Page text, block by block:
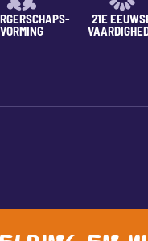
VORMING
21E